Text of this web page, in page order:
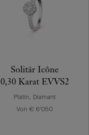
Solitär Icône
0,30 Karat EVVS2
Platin, Diamant
Von € 6'050